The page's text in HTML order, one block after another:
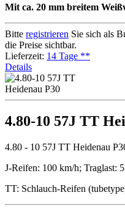
Mit ca. 20 mm breitem
Bitte registrieren Sie sich als
die Preise sichtbar.
Lieferzeit: 14 Tage **
Details
4.80-10 57J TT
4.80 - 10 57J TT Heidenau
J-Reifen: 100 km/h; Traglast:
TT: Schlauch-Reifen